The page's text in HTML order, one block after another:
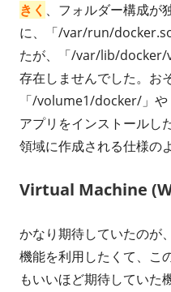
きく 、フォルダー構成が
に、「/var/run/
たが、「/var/lib/docker/
存在しませんでした。お
「/volume1/docker/」
アプリをインストールし
領域に作成される仕様の
Virtual Machine
かなり期待していたの
機能を利用したくて、こ
もいいほど期待していた